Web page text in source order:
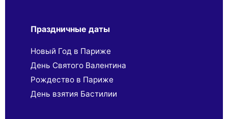
Праздничные даты
Новый Год в Париже
День Святого Валентина
Рождество в Париже
День взятия Бастилии